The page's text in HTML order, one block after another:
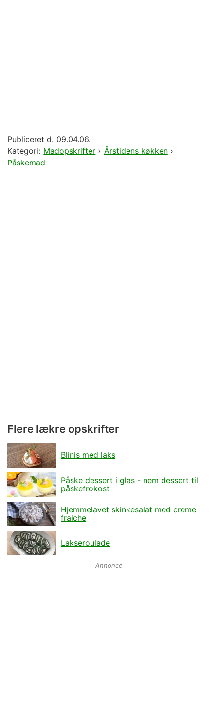
Publiceret d. 09.04.06.
Kategori: Madopskrifter › Årstidens køkken›
Påskemad
Flere lækre opskrifter
Blinis med laks
Påske dessert i glas - nem dessert til
påskefrokost
Hjemmelavet skinkesalat med creme
fraiche
Lakseroulade
Annonce